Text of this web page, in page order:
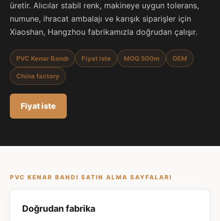
üretir. Alıcılar stabil renk, makineye uygun tolerans,
numune, ihracat ambalajı ve karışık siparişler için
Xiaoshan, Hangzhou fabrikamızla doğrudan çalışır.
PVC Kenar Bandı Fiyat iste MOQ 500m OEM
China factory
Fiyat iste
PVC KENAR BANDI SATIN ALMA SAYFALARI
Doğrudan fabrika